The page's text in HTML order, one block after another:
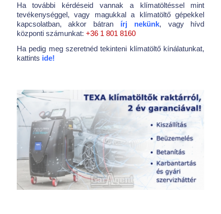
Ha további kérdéseid vannak a klímatöltéssel mint
tevékenységgel, vagy magukkal a klímatöltő gépekkel
kapcsolatban, akkor bátran írj nekünk, vagy hívd
központi számunkat: +36 1 801 8160
Ha pedig meg szeretnéd tekinteni klímatöltő kínálatunkat,
kattints ide!